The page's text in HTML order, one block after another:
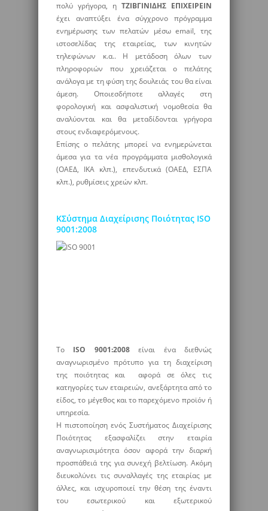
πολύ γρήγορα, η ΤΖΙΒΓΙΝΙΔΗΣ ΕΠΙΧΕΙΡΕΙΝ
έχει αναπτύξει ένα σύγχρονο πρόγραμμα
ενημέρωσης των πελατών μέσω email, της
ιστοσελίδας της εταιρείας, των κινητών
τηλεφώνων κ.α.. Η μετάδοση όλων των
πληροφοριών που χρειάζεται ο πελάτης
ανάλογα με τη φύση της δουλειάς του θα είναι
άμεση. Οποιεσδήποτε αλλαγές στη
φορολογική και ασφαλιστική νομοθεσία θα
αναλύονται και θα μεταδίδονται γρήγορα
στους ενδιαφερόμενους.
Επίσης ο πελάτης μπορεί να ενημερώνεται
άμεσα για τα νέα προγράμματα μισθολογικά
(ΟΑΕΔ, ΙΚΑ κλπ.), επενδυτικά (ΟΑΕΔ, ΕΣΠΑ
κλπ.), ρυθμίσεις χρεών κλπ.
ΚΣύστημα Διαχείρισης Ποιότητας ISO
9001:2008
Το ISO 9001:2008είναι ένα διεθνώς
αναγνωρισμένο πρότυπο για τη διαχείριση
της ποιότητας και αφορά σε όλες τις
κατηγορίες των εταιρειών, ανεξάρτητα από το
είδος, το μέγεθος και το παρεχόμενο προϊόν ή
υπηρεσία.
Η πιστοποίηση ενός Συστήματος Διαχείρισης
Ποιότητας εξασφαλίζει στην εταιρία
αναγνωρισιμότητα όσον αφορά την διαρκή
προσπάθειά της για συνεχή βελτίωση. Ακόμη
διευκολύνει τις συναλλαγές της εταιρίας με
άλλες, και ισχυροποιεί την θέση της έναντι
του εσωτερικού και εξωτερικού